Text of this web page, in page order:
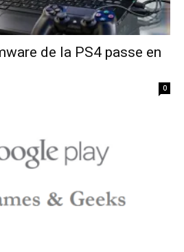
de la PS4 passe en
0